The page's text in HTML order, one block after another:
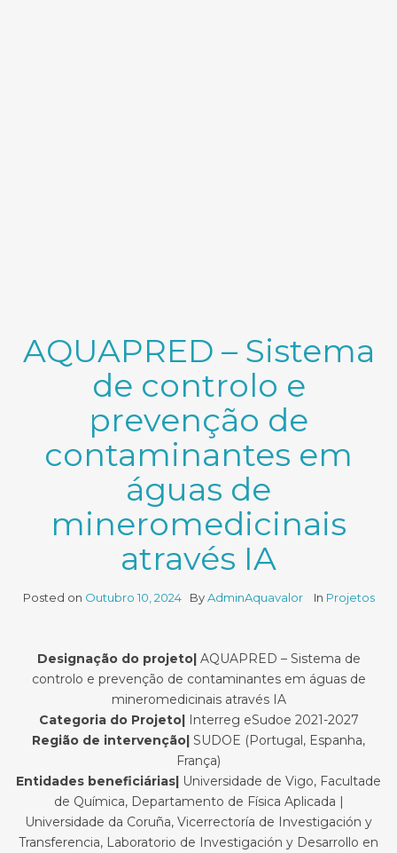
AQUAPRED – Sistema
de controlo e
prevenção de
contaminantes em
águas de
mineromedicinais
através IA
Posted on Outubro 10, 2024 ByAdminAquavalor In Projetos
Designação do projeto|AQUAPRED – Sistema de
controlo e prevenção de contaminantes em águas de
mineromedicinais através IA
Categoria do Projeto|Interreg eSudoe 2021-2027
Região de intervenção| SUDOE (Portugal, Espanha,
França)
Entidades beneficiárias| Universidade de Vigo, Facultade
de Química, Departamento de Física Aplicada |
Universidade da Coruña, Vicerrectoría de Investigación y
Transferencia, Laboratorio de Investigación y Desarrollo en